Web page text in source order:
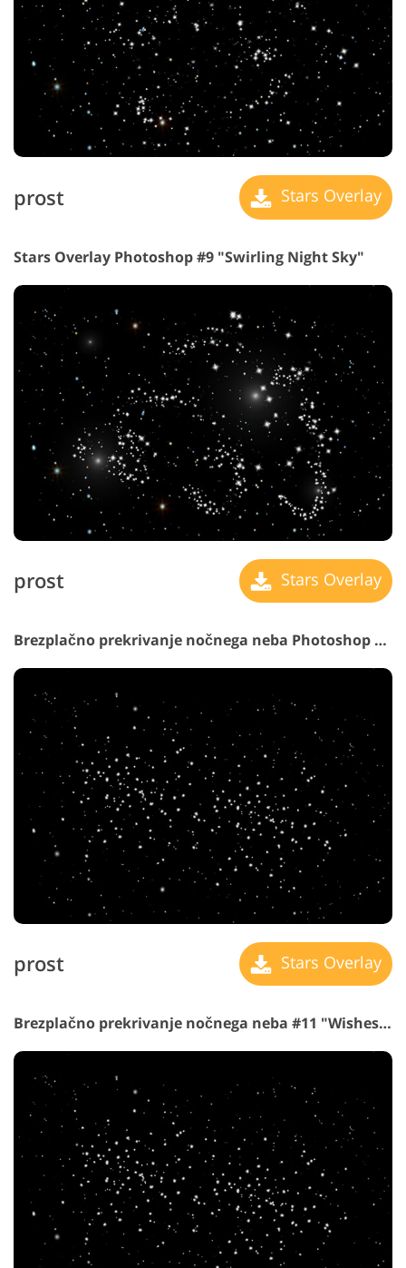
prost Stars Overlay
Stars Overlay Photoshop #9 "Swirling Night Sky"
prost Stars Overlay
Brezplačno prekrivanje nočnega neba Photoshop #10 "Fairytale Starlight"
prost Stars Overlay
Brezplačno prekrivanje nočnega neba #11 "Wishes Coming True"